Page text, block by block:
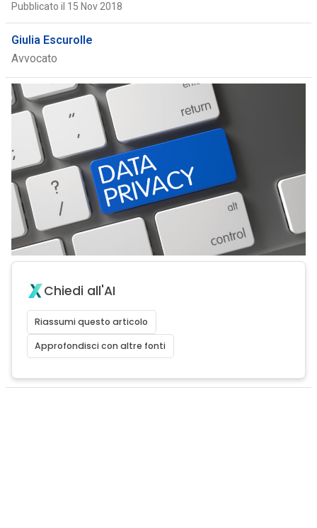
Pubblicato il 15 Nov 2018
Giulia Escurolle
Avvocato
Chiedi all'AI
Riassumi questo articolo
Approfondisci con altre fonti